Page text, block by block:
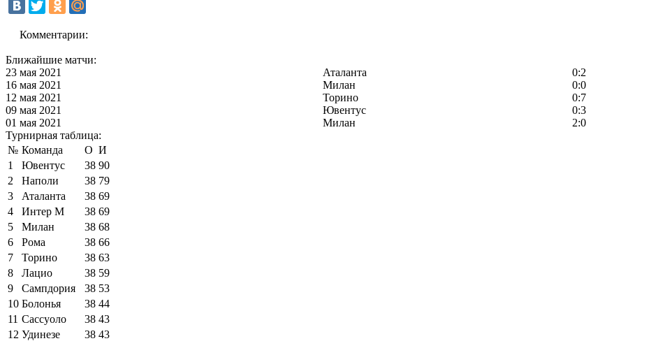
Комментарии:
Ближайшие матчи:
23 мая 2021
Аталанта 0:2
16 мая 2021
Милан 0:0
12 мая 2021
Торино 0:7
09 мая 2021
Ювентус 0:3
01 мая 2021
Милан 2:0
Турнирная таблица:
№ Команда О И
1
Ювентус 38 90
2
Наполи 38 79
3
Аталанта 38 69
4
Интер М 38 69
5
Милан 38 68
6
Рома 38 66
7
Торино 38 63
8
Лацио 38 59
9
Сампдория 38 53
10 Болонья 38 44
11 Сассуоло 38 43
12 Удинезе 38 43